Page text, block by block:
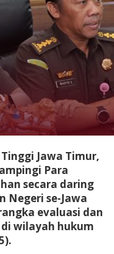
Jawa Timur,
Para
secara daring
Negeri se-Jawa
evaluasi dan
wilayah hukum